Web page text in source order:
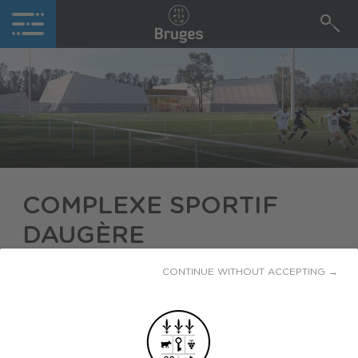
CONTINUE WITHOUT ACCEPTING →
COMPLEXE SPORTIF
DAUGÈRE
sportifs principaux que sont la plaine des sports de
Galinier dans le Centre-ville, l’espace Arc-en-ciel au